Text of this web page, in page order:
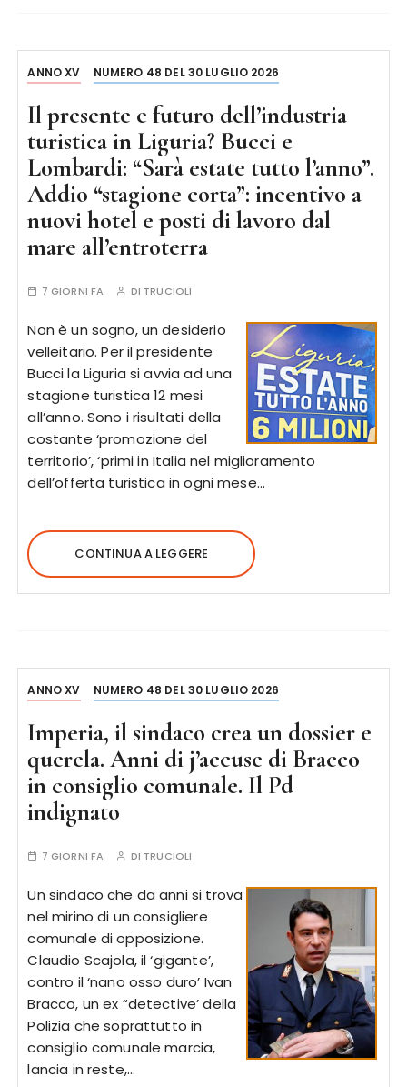
ANNO XV NUMERO 48 DEL 30 LUGLIO 2026
Il presente e futuro dell’industria
turistica in Liguria? Bucci e
Lombardi: “Sarà estate tutto l’anno”.
Addio “stagione corta”: incentivo a
nuovi hotel e posti di lavoro dal
mare all’entroterra
7 GIORNI FA DI TRUCIOLI
Non è un sogno, un desiderio
velleitario. Per il presidente
Bucci la Liguria si avvia ad una
stagione turistica 12 mesi
all’anno. Sono i risultati della
costante ‘promozione del
territorio’, ‘primi in Italia nel miglioramento
dell’offerta turistica in ogni mese…
CONTINUA A LEGGERE
ANNO XV NUMERO 48 DEL 30 LUGLIO 2026
Imperia, il sindaco crea un dossier e
querela. Anni di j’accuse di Bracco
in consiglio comunale. Il Pd
indignato
7 GIORNI FA DI TRUCIOLI
Un sindaco che da anni si trova
nel mirino di un consigliere
comunale di opposizione.
Claudio Scajola, il ‘gigante’,
contro il ‘nano osso duro’ Ivan
Bracco, un ex “detective’ della
Polizia che soprattutto in
consiglio comunale marcia,
lancia in reste,…